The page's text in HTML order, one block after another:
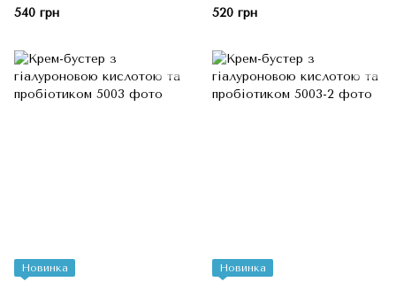
лактобактеріями
540 грн 520 грн
Новинка Новинка